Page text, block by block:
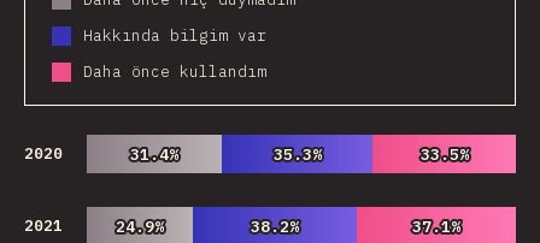
Hakkında bilgim var
Daha önce kullandım
2020 31.4%
31.4% 35.3%
35.3% 33.5%
33.5%
2021 24.9%
24.9% 38.2%
38.2% 37.1%
37.1%